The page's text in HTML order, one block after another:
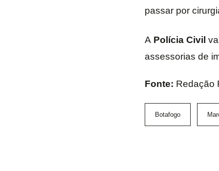
passar por
APolícia Civil
assessorias de
Fonte: Redação
Botafogo